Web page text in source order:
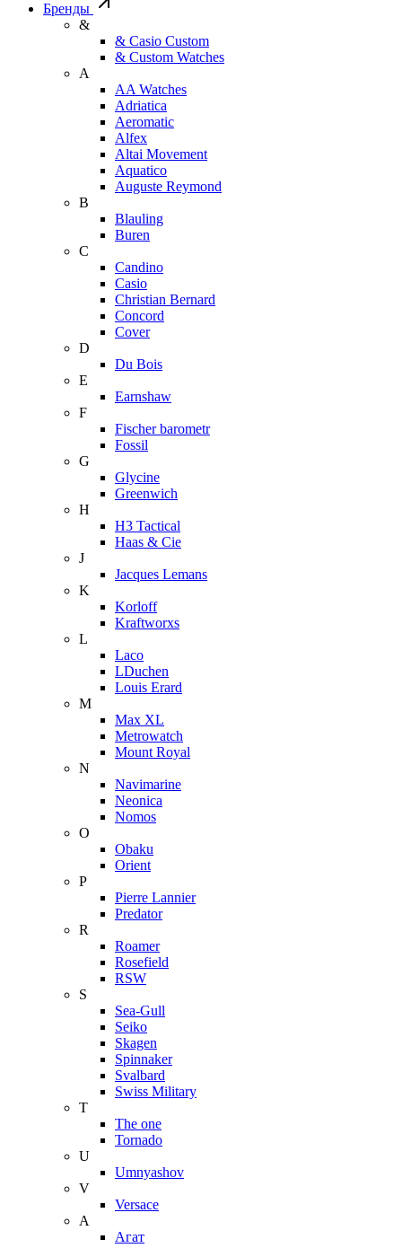
Бренды
&
& Casio Custom
& Custom Watches
A
AA Watches
Adriatica
Aeromatic
Alfex
Altai Movement
Aquatico
Auguste Reymond
B
Blauling
Buren
C
Candino
Casio
Christian Bernard
Concord
Cover
D
Du Bois
E
Earnshaw
F
Fischer barometr
Fossil
G
Glycine
Greenwich
H
H3 Tactical
Haas & Cie
J
Jacques Lemans
K
Korloff
Kraftworxs
L
Laco
LDuchen
Louis Erard
M
Max XL
Metrowatch
Mount Royal
N
Navimarine
Neonica
Nomos
O
Obaku
Orient
P
Pierre Lannier
Predator
R
Roamer
Rosefield
RSW
S
Sea-Gull
Seiko
Skagen
Spinnaker
Svalbard
Swiss Military
T
The one
Tornado
U
Umnyashov
V
Versace
А
Агат